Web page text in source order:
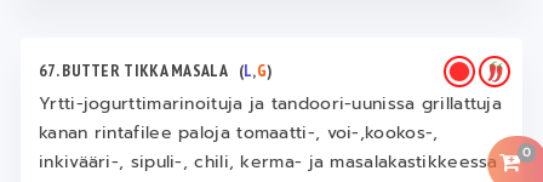
0
67. BUTTER TIKKA MASALA (L,G)
Yrtti-jogurttimarinoituja ja tandoori-uunissa grillattuja
kanan rintafilee paloja tomaatti-, voi-,kookos-,
inkivääri-, sipuli-, chili, kerma- ja masalakastikkeessa